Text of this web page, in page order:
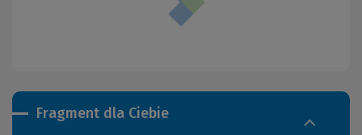
Fragment dla Ciebie